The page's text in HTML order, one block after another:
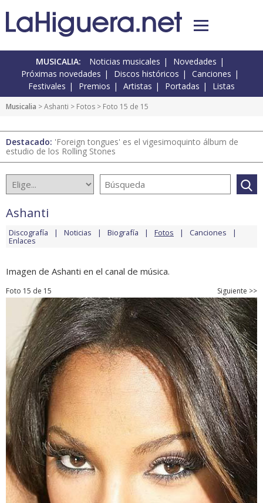
MUSICALIA: Noticias musicales
Novedades
Próximas novedades
Discos históricos
Canciones
Festivales
Premios Artistas Portadas Listas
Musicalia >Ashanti > Fotos > Foto 15 de 15
Destacado: 'Foreign tongues' es el vigesimoquinto álbum de
estudio de los Rolling Stones
Ashanti
Discografía Noticias Biografía Fotos Canciones
Enlaces
Imagen de Ashanti en el canal de música.
Foto 15 de 15 Siguiente >>